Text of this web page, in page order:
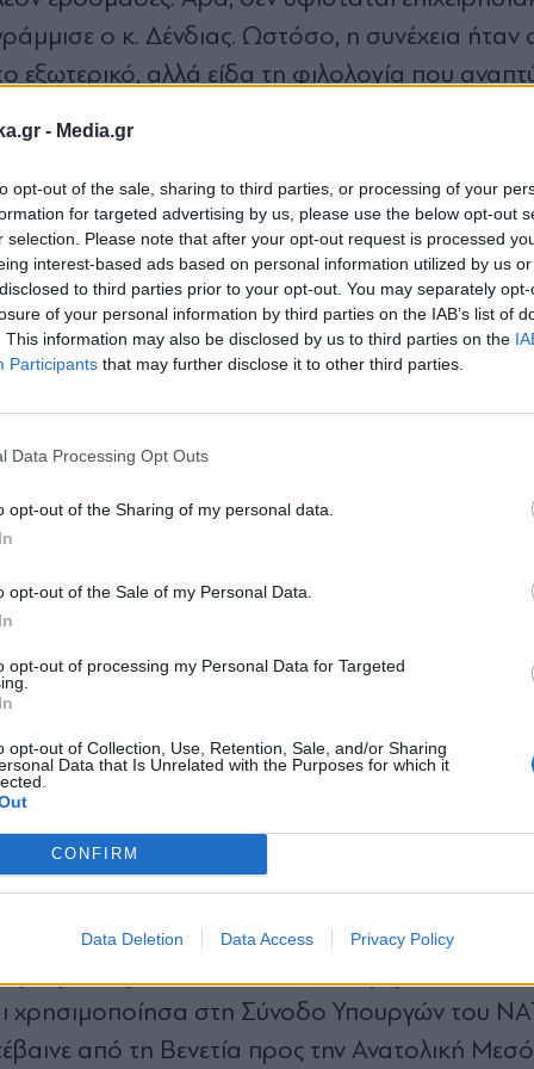
- Media.gr
opt-out of the sale, sharing to third parties, or processing of your
for targeted advertising by us, please use the below opt-out
selection. Please note that after your opt-out request is processed
interest-based ads based on personal information utilized by us
to third parties prior to your opt-out. You may separately
of your personal information by third parties on the IAB’s list of
This information may also be disclosed by us to third parties on the
Participants that may further disclose it to other third parties.
Data Processing Opt Outs
opt-out of the Sharing of my personal data.
opt-out of the Sale of my Personal Data.
opt-out of processing my Personal Data for Targeted
opt-out of Collection, Use, Retention, Sale, and/or Sharing
Data that Is Unrelated with the Purposes for which it
CONFIRM
Data Deletion Data Access Privacy Policy
ο κ. Δένδιας. Ωστόσο, η συνέχεια ήταν
εξωτερικό, αλλά είδα τη φιλολογία που
έχω προειδοποιήσει για τον κίνδυνο του
ερμηνεύονται, να εξηγούνται ή να
Δεν συμβαίνει πάντα αυτό. Κι αν θέλετε,
πιο φαρμακερά… βέλη προς την πλευρά του κ.
πρωθυπουργός δεν είχε μεταφέρει σε
απλό επιχείρημα που εξηγεί και αποδεικνύει
Patriot για να αντιμετωπιστεί η τουρκική
κάποια ελληνική Κυβέρνηση, κάποιο Γενικό
νησί του Ανατολικού Αιγαίου. Το γεγονός ότι
είναι γι' αυτή τη δουλειά. Είναι για άλλη
στην τοποθέτησή τους εκεί
στους υπουργούς
το ουκρανικό θαλάσσιο drone που βρέθηκε
για το γεγονός. Μάλιστα, περιέγραψε ένα
προκαλώντας ανατριχίλα…
Αλλά αυτό που οφείλω και πρέπει να πω
επίσης ότι η ουκρανική πλευρά, και δεν
αμφιβολία ότι πρόκειται για ουκρανικό
τι έκανε, τι έρανε- λοιπόν, μας
μας οφείλει την απόλυτη διαβεβαίωση ότι
χρησιμοποίησα στη Σύνοδο Υπουργών του
από τη Βενετία προς την Ανατολική
newsletter
Αποδέχομαι τουςόρους χρήσης